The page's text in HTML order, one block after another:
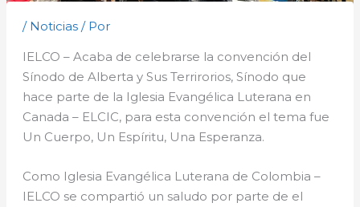
/ Noticias / Por
IELCO – Acaba de celebrarse la convención del
Sínodo de Alberta y Sus Terrirorios, Sínodo que
hace parte de la Iglesia Evangélica Luterana en
Canada – ELCIC, para esta convención el tema fue
Un Cuerpo, Un Espíritu, Una Esperanza.
Como Iglesia Evangélica Luterana de Colombia –
IELCO se compartió un saludo por parte de el